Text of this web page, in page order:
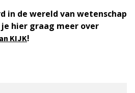
in de wereld van wetenschap
hier graag meer over
KIJK!